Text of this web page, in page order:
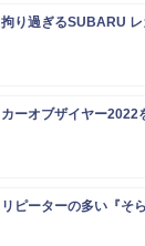
拘り過ぎるSUBARU
カーオブザイヤー2022
リピーターの多い『そ